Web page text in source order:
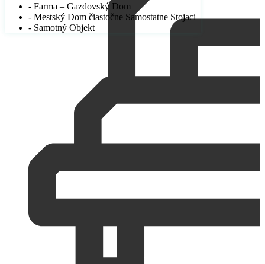
- Farma – Gazdovský Dom
- Mestský Dom čiastočne Samostatne Stojaci
- Samotný Objekt